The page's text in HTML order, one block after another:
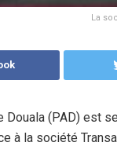
La
(PAD) est
à la société